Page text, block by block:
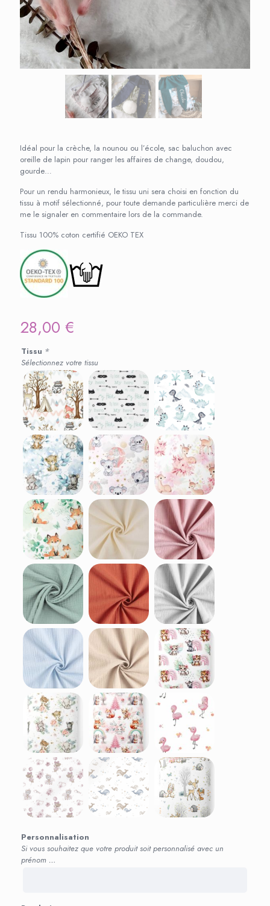
Idéal pour la crèche, la nounou ou l’école, sac baluchon avec
oreille de lapin pour ranger les affaires de change, doudou,
gourde…
Pour un rendu harmonieux, le tissu uni sera choisi en fonction du
tissu à motif sélectionné, pour toute demande particulière merci de
me le signaler en commentaire lors de la commande.
Tissu 100% coton certifié OEKO TEX
28,00 €
Tissu *
Sélectionnez votre tissu
Personnalisation
Si vous souhaitez que votre produit soit personnalisé avec un
prénom …